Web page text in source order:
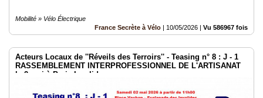
Mobilité » Vélo Électrique
France Secrète à Vélo | 10/05/2026 | Vu 586967 fois
Acteurs Locaux de ''Réveils des Terroirs'' - Teasing n° 8 : J - 1
RASSEMBLEMENT INTERPROFESSIONNEL DE L'ARTISANAT
le 2 mai à Paris Invalides